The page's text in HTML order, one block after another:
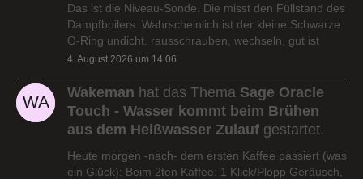
Das ist die Niveau-Sonde. Die misst den Füllstand des
Dampfboilers. Wahrscheinlich ist der kleine Schwarze
O-Ring undicht. rausschrauben, wechseln, gut ist
4. August 2026 um 14:06
Wakeman hat das Thema Sage Oracle
Touch - Wasser kommt beim Brühen
aus dem Heißwasser Zulauf gestartet.
Heute morgen -nach- dem ersten Kaffee passiert (was
ein Glück): Beim 2ten Kaffee: 1 Klick/Plopp Geräusch,